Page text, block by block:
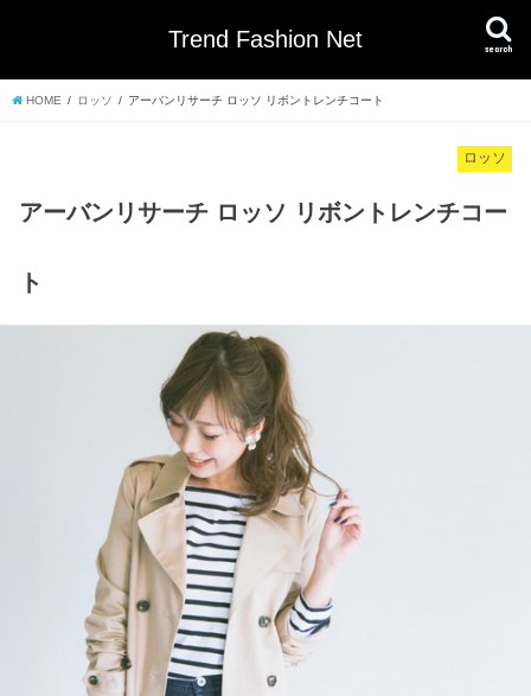
Trend Fashion Net search
HOME ロッソ アーバンリサーチ ロッソ リボントレンチコート
ロッソ
アーバンリサーチ ロッソ リボントレンチコー
ト